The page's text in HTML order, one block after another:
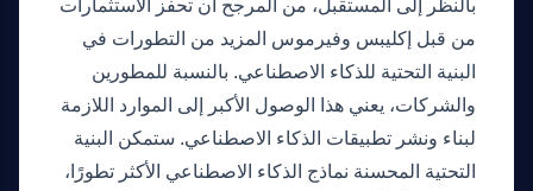
بالنظر إلى المستقبل، من المرجح أن تحفز الاستثمارات
من قبل إكليبس وفيرموس المزيد من التطورات في
البنية التحتية للذكاء الاصطناعي. بالنسبة للمطورين
والشركات، يعني هذا الوصول الأكبر إلى الموارد اللازمة
لبناء ونشر تطبيقات الذكاء الاصطناعي. ستمكن البنية
التحتية المحسنة نماذج الذكاء الاصطناعي الأكثر تطورًا،